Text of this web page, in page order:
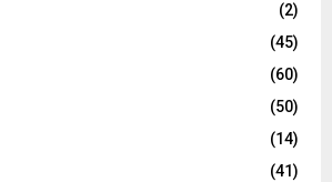
(2)
(45)
(60)
(50)
(14)
(41)